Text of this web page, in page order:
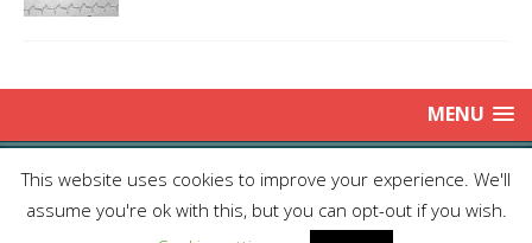
MENU
Copyright © 2025 | Publicación Oficial de la Sociedad de Médicos
Anestesiólogos de Chile| Enviar Email
| Producción: Editorial Iku
Ltda.| This work is licensed under Creative Commons Attribution 4.0
This website uses cookies to improve your experience. We'll
assume you're ok with this, but you can opt-out if you wish.